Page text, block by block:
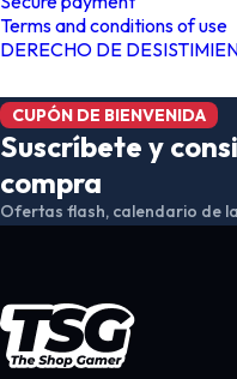
Terms and conditions of use
DERECHO DE
CUPÓN DE BIENVENIDA
Suscríbete y
compra
Ofertas flash, calendario de